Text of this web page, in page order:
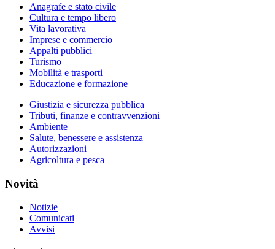
Anagrafe e stato civile
Cultura e tempo libero
Vita lavorativa
Imprese e commercio
Appalti pubblici
Turismo
Mobilità e trasporti
Educazione e formazione
Giustizia e sicurezza pubblica
Tributi, finanze e contravvenzioni
Ambiente
Salute, benessere e assistenza
Autorizzazioni
Agricoltura e pesca
Novità
Notizie
Comunicati
Avvisi